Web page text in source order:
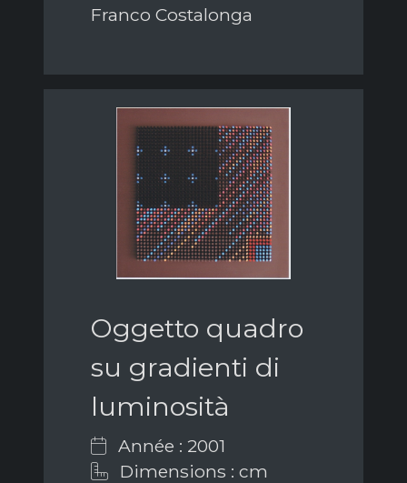
Franco Costalonga
Oggetto quadro
su gradienti di
luminosità
Année : 2001
Dimensions : cm